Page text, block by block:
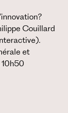
Couillard
et